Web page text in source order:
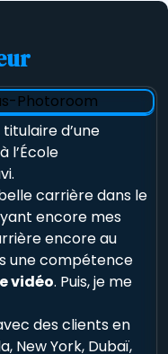
titulaire d’une
à l’École
carrière dans le
encore mes
encore au
une compétence
vidéo. Puis, je me
des clients en
New York, Dubaï,